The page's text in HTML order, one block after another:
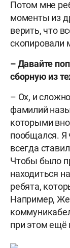
Потом мне
моменты из
верить, что
скопировали
– Давайте
сборную из
– Ох, и
фамилий
которыми
пообщался. Я
всегда
Чтобы было
находиться
ребята,
Например,
при этом ещё